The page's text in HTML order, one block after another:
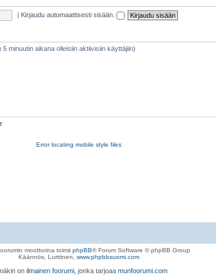
| Kirjaudu automaattisesti sisään.
minuutin aikana olleisiin aktiivisiin käyttäjiin)
Error locating mobile style files
moottorina toimii phpBB® Forum Software © phpBB Group
Käännös, Lurttinen, www.phpbbsuomi.com
on ilmainen foorumi , jonka tarjoaa munfoorumi.com